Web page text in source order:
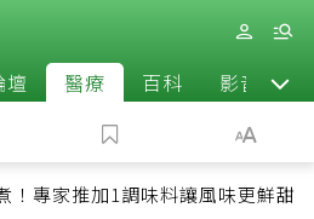
壇 醫療 百科 影音
！專家推加1調味料讓風味更鮮甜